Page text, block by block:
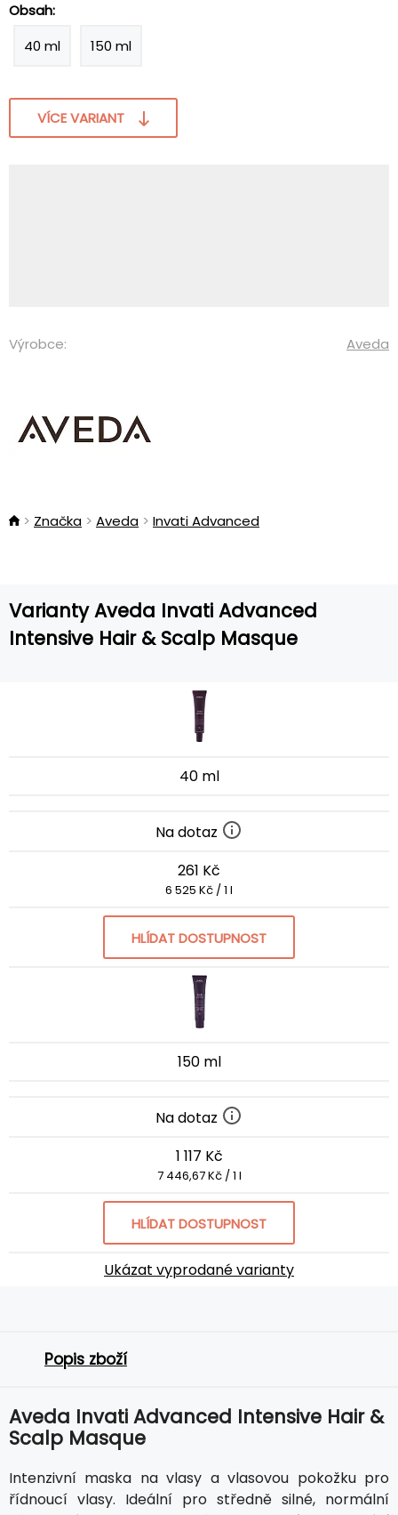
Obsah:
40 ml
150 ml
VÍCE VARIANT
Výrobce: Aveda
Značka Aveda Invati Advanced
Varianty Aveda Invati Advanced
Intensive Hair & Scalp Masque
40 ml
Na dotaz
261 Kč
6 525 Kč / 1 l
HLÍDAT DOSTUPNOST
150 ml
Na dotaz
1 117 Kč
7 446,67 Kč / 1 l
HLÍDAT DOSTUPNOST
Ukázat vyprodané varianty
Popis zboží
Aveda Invati Advanced Intensive Hair &
Scalp Masque
Intenzivní maska na vlasy a vlasovou pokožku pro
řídnoucí vlasy. Ideální pro středně silné, normální